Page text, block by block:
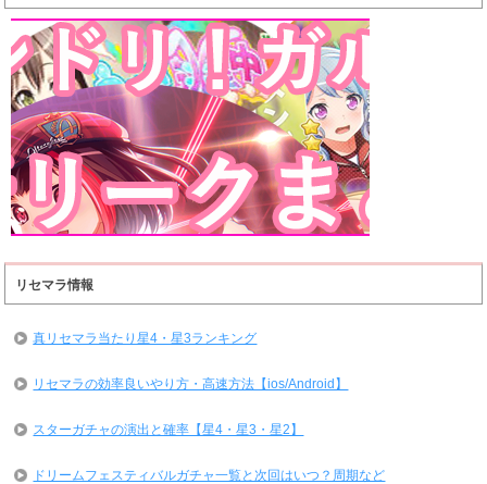
リセマラ情報
真リセマラ当たり星4・星3ランキング
リセマラの効率良いやり方・高速方法【ios/Android】
スターガチャの演出と確率【星4・星3・星2】
ドリームフェスティバルガチャ一覧と次回はいつ？周期など